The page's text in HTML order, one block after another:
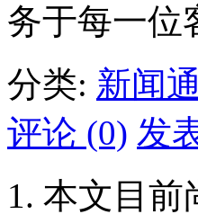
务于每一位
分类: 新闻
评论 (0) 发
本文目前